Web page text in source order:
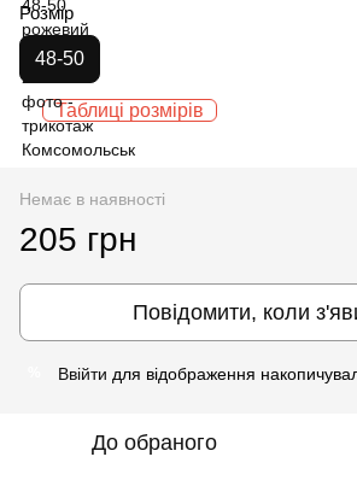
Розмір
48-50
Таблиці розмірів
Немає в наявності
205 грн
Повідомити, коли
Ввійти для відображення
До обраного